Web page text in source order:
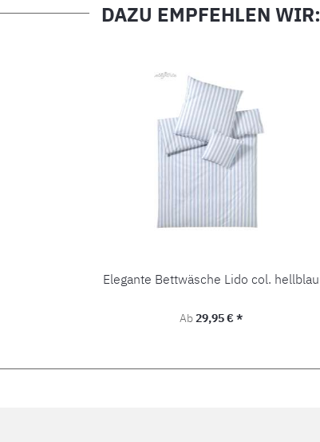
DAZU EMPFEHLEN WIR:
Elegante Bettwäsche Lido col. hellblau
Regulärer Preis:
Ab29,95 € *